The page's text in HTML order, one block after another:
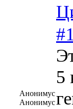
Анонимус
Анонимус
5